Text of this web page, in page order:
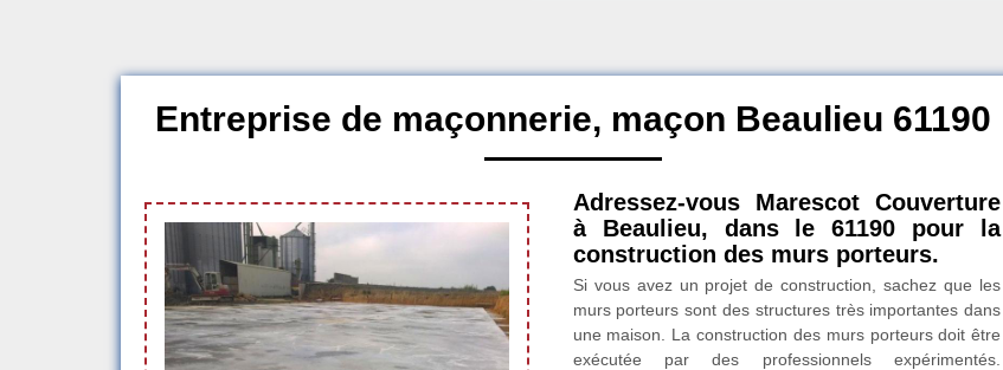
Entreprise de maçonnerie, maçon Beaulieu 61190
Adressez-vous Marescot Couverture
à Beaulieu, dans le 61190 pour la
construction des murs porteurs.
Si vous avez un projet de construction, sachez que les
murs porteurs sont des structures très importantes dans
une maison. La construction des murs porteurs doit être
exécutée par des professionnels expérimentés.